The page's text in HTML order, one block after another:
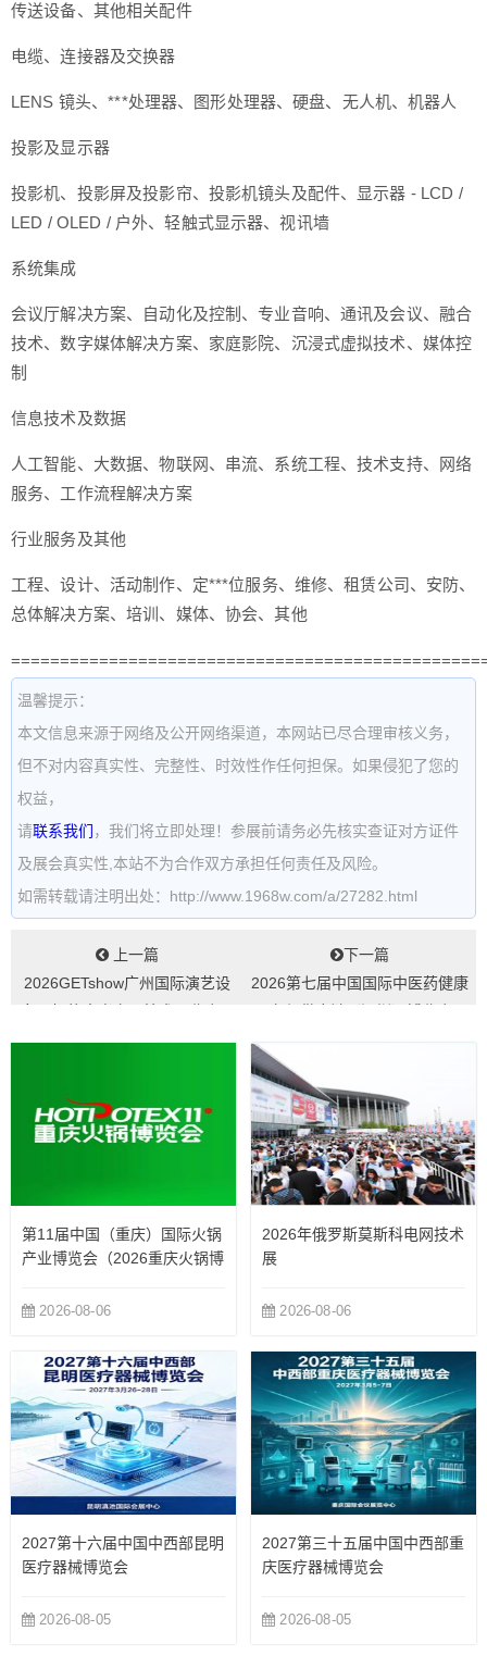
传送设备、其他相关配件
电缆、连接器及交换器
LENS 镜头、***处理器、图形处理器、硬盘、无人机、机器人
投影及显示器
投影机、投影屏及投影帘、投影机镜头及配件、显示器 - LCD /
LED / OLED / 户外、轻触式显示器、视讯墙
系统集成
会议厅解决方案、自动化及控制、专业音响、通讯及会议、融合
技术、数字媒体解决方案、家庭影院、沉浸式虚拟技术、媒体控
制
信息技术及数据
人工智能、大数据、物联网、串流、系统工程、技术支持、网络
服务、工作流程解决方案
行业服务及其他
工程、设计、活动制作、定***位服务、维修、租赁公司、安防、
总体解决方案、培训、媒体、协会、其他
温馨提示：
本文信息来源于网络及公开网络渠道，本网站已尽合理审核义务，
但不对内容真实性、完整性、时效性作任何担保。如果侵犯了您的
权益，
请联系我们 ，我们将立即处理！参展前请务必先核实查证对方证件
及展会真实性,本站不为合作双方承担任何责任及风险。
如需转载请注明出处：http://www.1968w.com/a/27282.html
上一篇
2026GETshow广州国际演艺设
下一篇
2026第七届中国国际中医药健康
第11届中国（重庆）国际火锅
产业博览会（2026重庆火锅博
2026-08-06
2026年俄罗斯莫斯科电网技术
展
2026-08-06
2027第十六届中国中西部昆明
医疗器械博览会
2026-08-05
2027第三十五届中国中西部重
庆医疗器械博览会
2026-08-05